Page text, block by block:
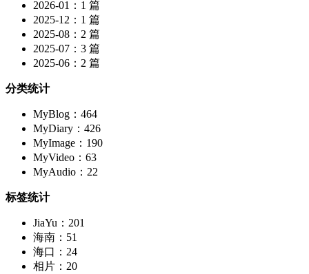
2026-01：1 篇
2025-12：1 篇
2025-08：2 篇
2025-07：3 篇
2025-06：2 篇
分类统计
MyBlog：464
MyDiary：426
MyImage：190
MyVideo：63
MyAudio：22
标签统计
JiaYu：201
海南：51
海口：24
相片：20